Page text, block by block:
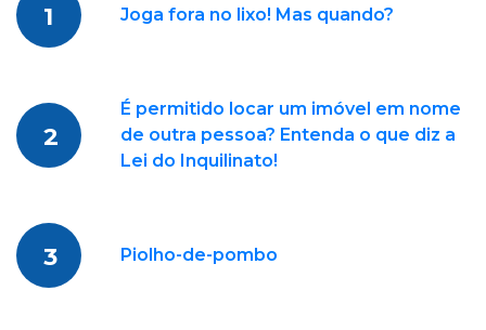
1 Joga fora no lixo! Mas quando?
2
É permitido locar um imóvel em nome
de outra pessoa? Entenda o que diz a
Lei do Inquilinato!
3 Piolho-de-pombo